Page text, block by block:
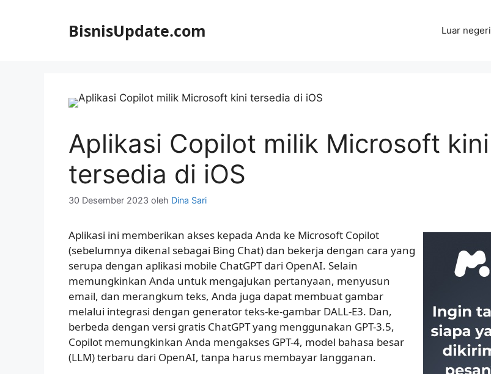
BisnisUpdate.com Luar negeri
Aplikasi Copilot milik Microsoft kini
tersedia di iOS
30 Desember 2023 oleh Dina Sari
Aplikasi ini memberikan akses kepada Anda ke Microsoft Copilot
(sebelumnya dikenal sebagai Bing Chat) dan bekerja dengan cara yang
serupa dengan aplikasi mobile ChatGPT dari OpenAI. Selain
memungkinkan Anda untuk mengajukan pertanyaan, menyusun
email, dan merangkum teks, Anda juga dapat membuat gambar
melalui integrasi dengan generator teks-ke-gambar DALL-E3. Dan,
berbeda dengan versi gratis ChatGPT yang menggunakan GPT-3.5,
Copilot memungkinkan Anda mengakses GPT-4, model bahasa besar
(LLM) terbaru dari OpenAI, tanpa harus membayar langganan.